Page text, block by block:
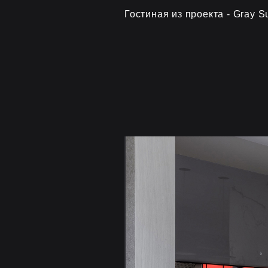
Гостиная из проекта - Gray